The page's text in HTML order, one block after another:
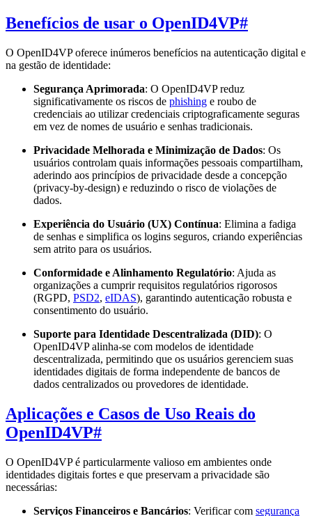
Benefícios de usar o OpenID4VP#
O OpenID4VP oferece inúmeros benefícios na autenticação digital e
na gestão de identidade:
Segurança Aprimorada: O OpenID4VP reduz
significativamente os riscos de phishing e roubo de
credenciais ao utilizar credenciais criptograficamente seguras
em vez de nomes de usuário e senhas tradicionais.
Privacidade Melhorada e Minimização de Dados: Os
usuários controlam quais informações pessoais compartilham,
aderindo aos princípios de privacidade desde a concepção
(privacy-by-design) e reduzindo o risco de violações de
dados.
Experiência do Usuário (UX) Contínua: Elimina a fadiga
de senhas e simplifica os logins seguros, criando experiências
sem atrito para os usuários.
Conformidade e Alinhamento Regulatório: Ajuda as
organizações a cumprir requisitos regulatórios rigorosos
(RGPD, PSD2, eIDAS), garantindo autenticação robusta e
consentimento do usuário.
Suporte para Identidade Descentralizada (DID): O
OpenID4VP alinha-se com modelos de identidade
descentralizada, permitindo que os usuários gerenciem suas
identidades digitais de forma independente de bancos de
dados centralizados ou provedores de identidade.
Aplicações e Casos de Uso Reais do
OpenID4VP#
O OpenID4VP é particularmente valioso em ambientes onde
identidades digitais fortes e que preservam a privacidade são
necessárias:
Serviços Financeiros e Bancários: Verificar com segurança